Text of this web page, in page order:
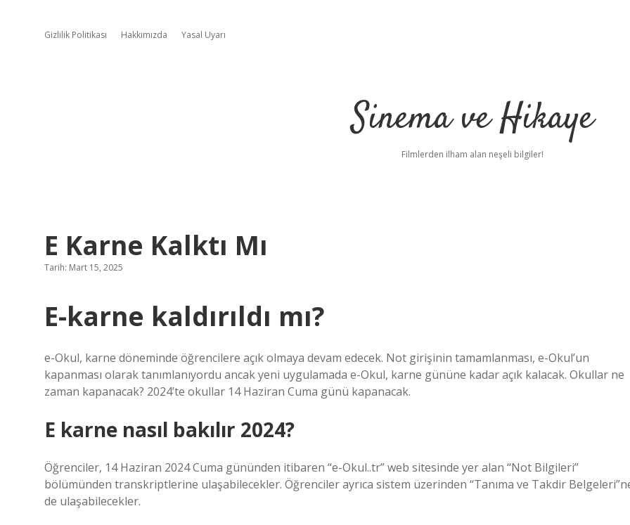
Gizlilik Politikası Hakkımızda Yasal Uyarı
Sinema ve Hikaye
Filmlerden ilham alan neşeli bilgiler!
E Karne Kalktı Mı
Tarih: Mart 15, 2025
E-karne kaldırıldı mı?
e-Okul, karne döneminde öğrencilere açık olmaya devam edecek. Not girişinin tamamlanması, e-Okul’un
kapanması olarak tanımlanıyordu ancak yeni uygulamada e-Okul, karne gününe kadar açık kalacak. Okullar ne
zaman kapanacak? 2024’te okullar 14 Haziran Cuma günü kapanacak.
E karne nasıl bakılır 2024?
Öğrenciler, 14 Haziran 2024 Cuma gününden itibaren “e-Okul..tr” web sitesinde yer alan “Not Bilgileri”
bölümünden transkriptlerine ulaşabilecekler. Öğrenciler ayrıca sistem üzerinden “Tanıma ve Takdir
de ulaşabilecekler.